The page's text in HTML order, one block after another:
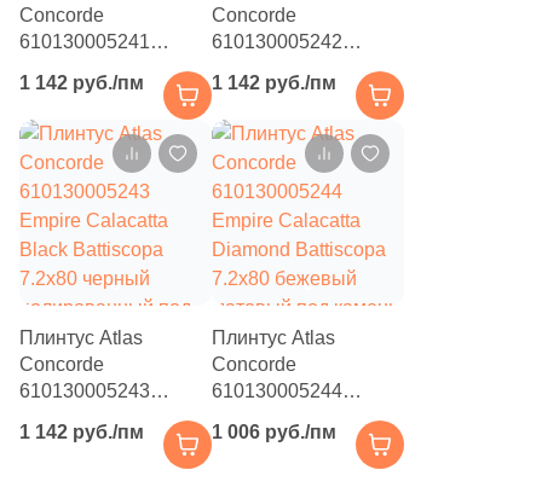
Concorde
610130005241
Battiscopa 7.2x80
бежевый
полированный под
камень
1 142 руб./пм
Concorde
610130005242
Empire Silver Root
Battiscopa 7.2x80
серый
полированный под
камень
1 142 руб./пм
Плинтус Atlas
Concorde
610130005243
Black Battiscopa
1 142 руб./пм
Плинтус Atlas
Concorde
610130005244
Diamond Battiscopa
1 006 руб./пм